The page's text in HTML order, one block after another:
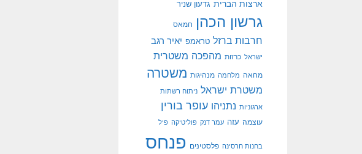
ארצות הברית גדעון שניר
גרשון הכהן חמאס
חרבות ברזל טראמפ יאיר רגב
ישראל כרזות מהפכה משטרית
מחאה מלחמה מנהיגות משטרה
משטרת ישראל ניתוח רשתות
ארגוניות נתניהו עופר בורין
עוצמה עזה עמר דנק פוליטיקה פיל
בחנות חרסינה פלסטינים פנחס